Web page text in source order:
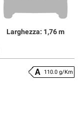
Larghezza: 1,76 m
110.0 g/Km